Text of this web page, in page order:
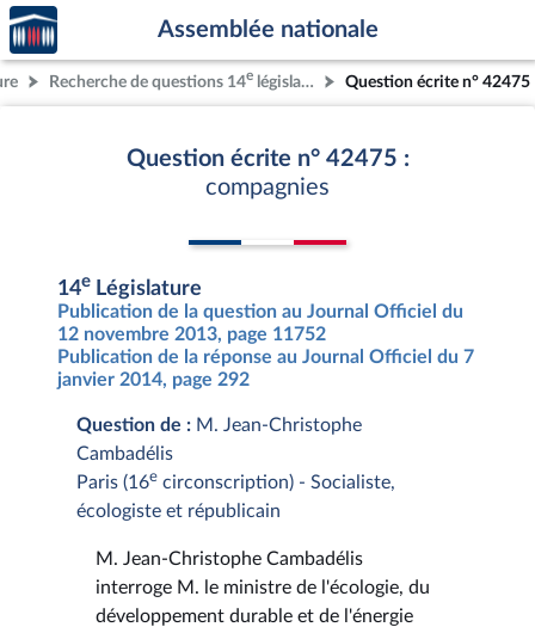
Aller au contenu
Aller en bas de la page
Accèder
à la
page
d'accueil
Assemblée nationale
Recherche de questions 14e législature Question écrite n° 42475
Question écrite n° 42475 :
compagnies
14e Législature
Publication de la question au Journal Officiel du
12 novembre 2013, page 11752
Publication de la réponse au Journal Officiel du 7
janvier 2014, page 292
Question de : M. Jean-Christophe
Cambadélis
Paris (16e circonscription) - Socialiste,
écologiste et républicain
M. Jean-Christophe Cambadélis
interroge M. le ministre de l'écologie, du
développement durable et de l'énergie